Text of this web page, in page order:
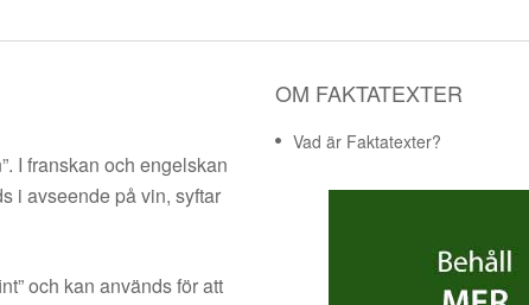
I franskan och engelskan
i avseende på vin, syftar
och kan används för att
OM FAKTATEXTER
Vad är Faktatexter?